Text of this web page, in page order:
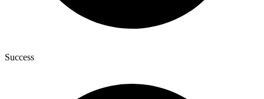
Success